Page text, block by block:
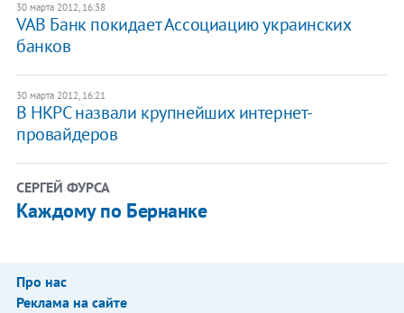
30 марта 2012, 16:38
VAB Банк покидает Ассоциацию украинских
банков
30 марта 2012, 16:21
В НКРС назвали крупнейших интернет-
провайдеров
СЕРГЕЙ ФУРСА
Каждому по Бернанке
Про нас
Реклама на сайте